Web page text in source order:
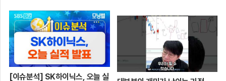
[이슈분석] SK하이닉스, 오늘 실